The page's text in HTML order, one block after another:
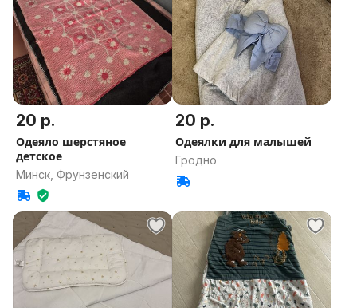
20 р.
Одеяло шерстяное
детское
Минск, Фрунзенский
20 р.
Одеялки для малышей
Гродно